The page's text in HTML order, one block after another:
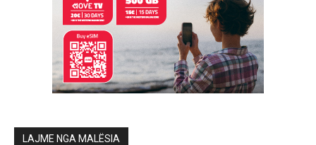
LAJME NGA MALËSIA